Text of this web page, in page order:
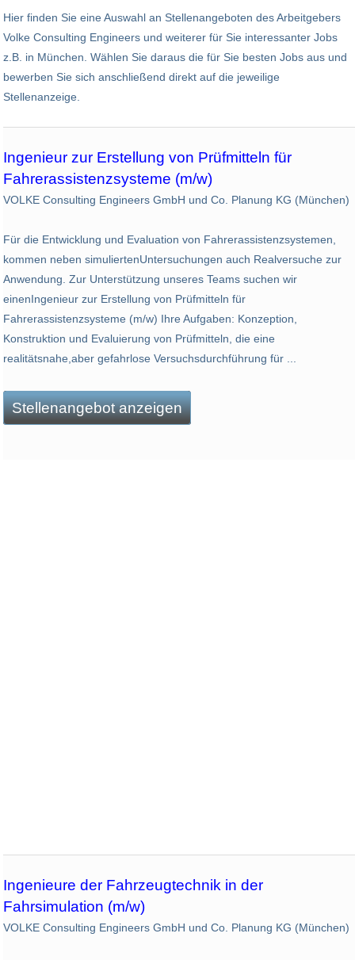
Hier finden Sie eine Auswahl an Stellenangeboten des Arbeitgebers
Volke Consulting Engineers und weiterer für Sie interessanter Jobs
z.B. in München. Wählen Sie daraus die für Sie besten Jobs aus und
bewerben Sie sich anschließend direkt auf die jeweilige
Stellenanzeige.
Ingenieur zur Erstellung von Prüfmitteln für
Fahrerassistenzsysteme (m/w)
VOLKE Consulting Engineers GmbH und Co. Planung KG (München)
Für die Entwicklung und Evaluation von Fahrerassistenzsystemen,
kommen neben simuliertenUntersuchungen auch Realversuche zur
Anwendung. Zur Unterstützung unseres Teams suchen wir
einenIngenieur zur Erstellung von Prüfmitteln für
Fahrerassistenzsysteme (m/w) Ihre Aufgaben: Konzeption,
Konstruktion und Evaluierung von Prüfmitteln, die eine
realitätsnahe,aber gefahrlose Versuchsdurchführung für ...
Stellenangebot anzeigen
Ingenieure der Fahrzeugtechnik in der
Fahrsimulation (m/w)
VOLKE Consulting Engineers GmbH und Co. Planung KG (München)